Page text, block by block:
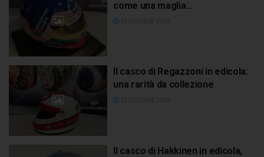
come una maglia…
Il casco di Regazzoni in edicola:
una rarità da collezione
Il casco di Hakkinen in edicola,